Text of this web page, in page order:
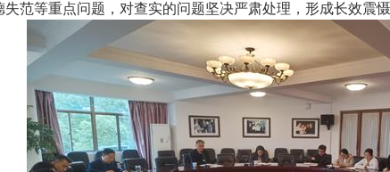
范等重点问题，对查实的问题坚决严肃处理，形成长效震慑